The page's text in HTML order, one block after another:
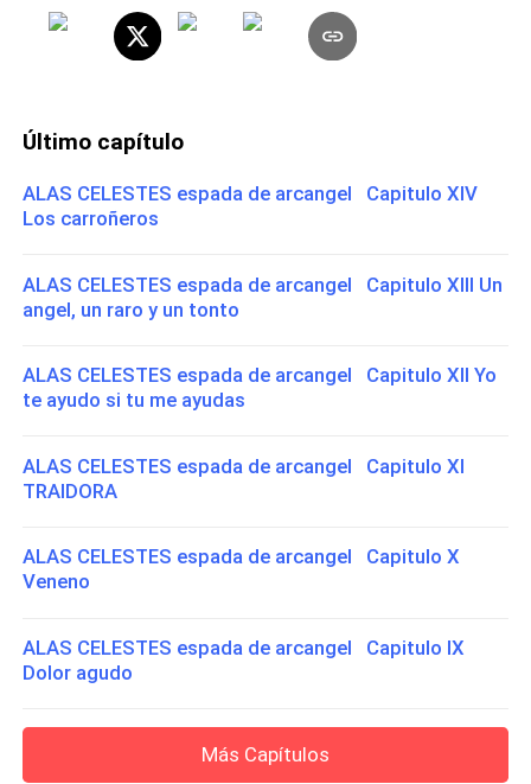
Último capítulo
ALAS CELESTES espada de arcangel Capitulo XIV
Los carroñeros
ALAS CELESTES espada de arcangel Capitulo XIII Un
angel, un raro y un tonto
ALAS CELESTES espada de arcangel Capitulo XII Yo
te ayudo si tu me ayudas
ALAS CELESTES espada de arcangel Capitulo XI
TRAIDORA
ALAS CELESTES espada de arcangel Capitulo X
Veneno
ALAS CELESTES espada de arcangel Capitulo IX
Dolor agudo
Más Capítulos